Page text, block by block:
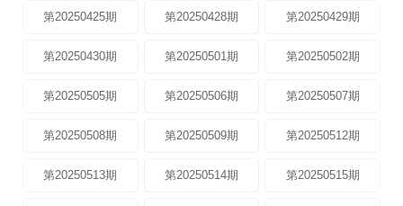
第20250425期 第20250428期 第20250429期
第20250430期 第20250501期 第20250502期
第20250505期 第20250506期 第20250507期
第20250508期 第20250509期 第20250512期
第20250513期 第20250514期 第20250515期